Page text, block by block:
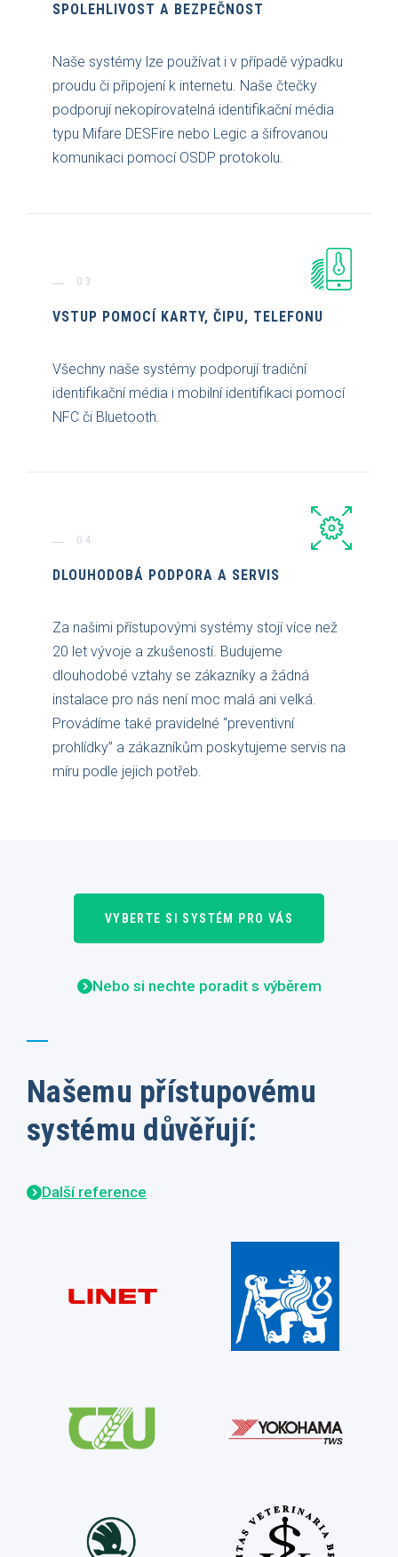
SPOLEHLIVOST A BEZPEČNOST
Naše systémy lze používat i v případě výpadku
proudu či připojení k internetu. Naše čtečky
podporují nekopírovatelná identifikační média
typu Mifare DESFire nebo Legic a šifrovanou
komunikaci pomocí OSDP protokolu.
03
VSTUP POMOCÍ KARTY, ČIPU, TELEFONU
Všechny naše systémy podporují tradiční
identifikační média i mobilní identifikaci pomocí
NFC či Bluetooth.
04
DLOUHODOBÁ PODPORA A SERVIS
Za našimi přístupovými systémy stojí více než
20 let vývoje a zkušeností. Budujeme
dlouhodobé vztahy se zákazníky a žádná
instalace pro nás není moc malá ani velká.
Provádíme také pravidelné “preventivní
prohlídky” a zákazníkům poskytujeme servis na
míru podle jejich potřeb.
VYBERTE SI SYSTÉM PRO VÁS
Nebo si nechte poradit s výběrem
Našemu přístupovému
systému důvěřují:
Další reference